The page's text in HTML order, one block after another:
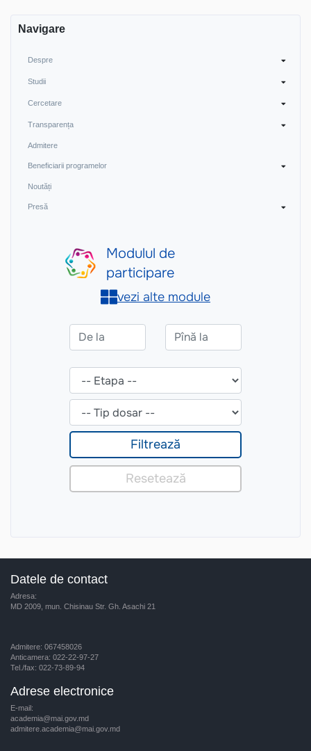
Navigare
Despre
Studii
Cercetare
Transparența
Admitere
Beneficiarii programelor
Noutăți
Presă
Datele de contact
Adresa:
MD 2009, mun. Chisinau Str. Gh. Asachi 21
Admitere: 067458026
Anticamera: 022-22-97-27
Tel./fax: 022-73-89-94
Adrese electronice
E-mail:
academia@mai.gov.md
admitere.academia@mai.gov.md